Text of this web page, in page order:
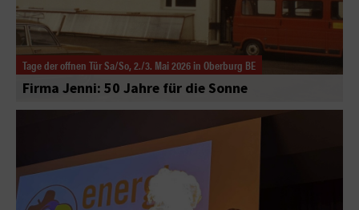
Tage der offnen Tür Sa/So, 2./3. Mai 2026 in Oberburg BE
Firma Jenni: 50 Jahre für die Sonne